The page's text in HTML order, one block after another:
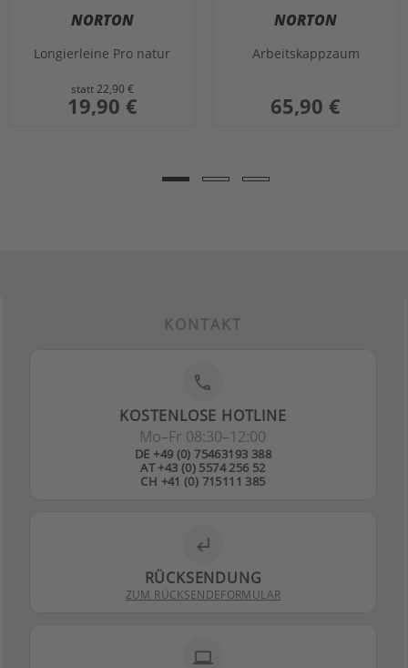
NORTON
Longierleine Pro natur
statt22,90 €
sonderangebot
19,90 €
NORTON
Arbeitskappzaum
65,90 €
KONTAKT
phone
KOSTENLOSE HOTLINE
Mo–Fr 08:30–12:00
DE +49 (0) 75463193 388
AT +43 (0) 5574 256 52
CH +41 (0) 715111 385
subdirectory_arrow_left
RÜCKSENDUNG
ZUM RÜCKSENDEFORMULAR
laptop